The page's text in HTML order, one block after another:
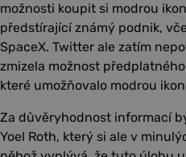
možnosti koupit si modrou
předstírající známý podnik,
SpaceX. Twitter ale zatím
zmizela možnost
které umožňovalo modrou
Za důvěryhodnost informací
Yoel Roth, který si ale v